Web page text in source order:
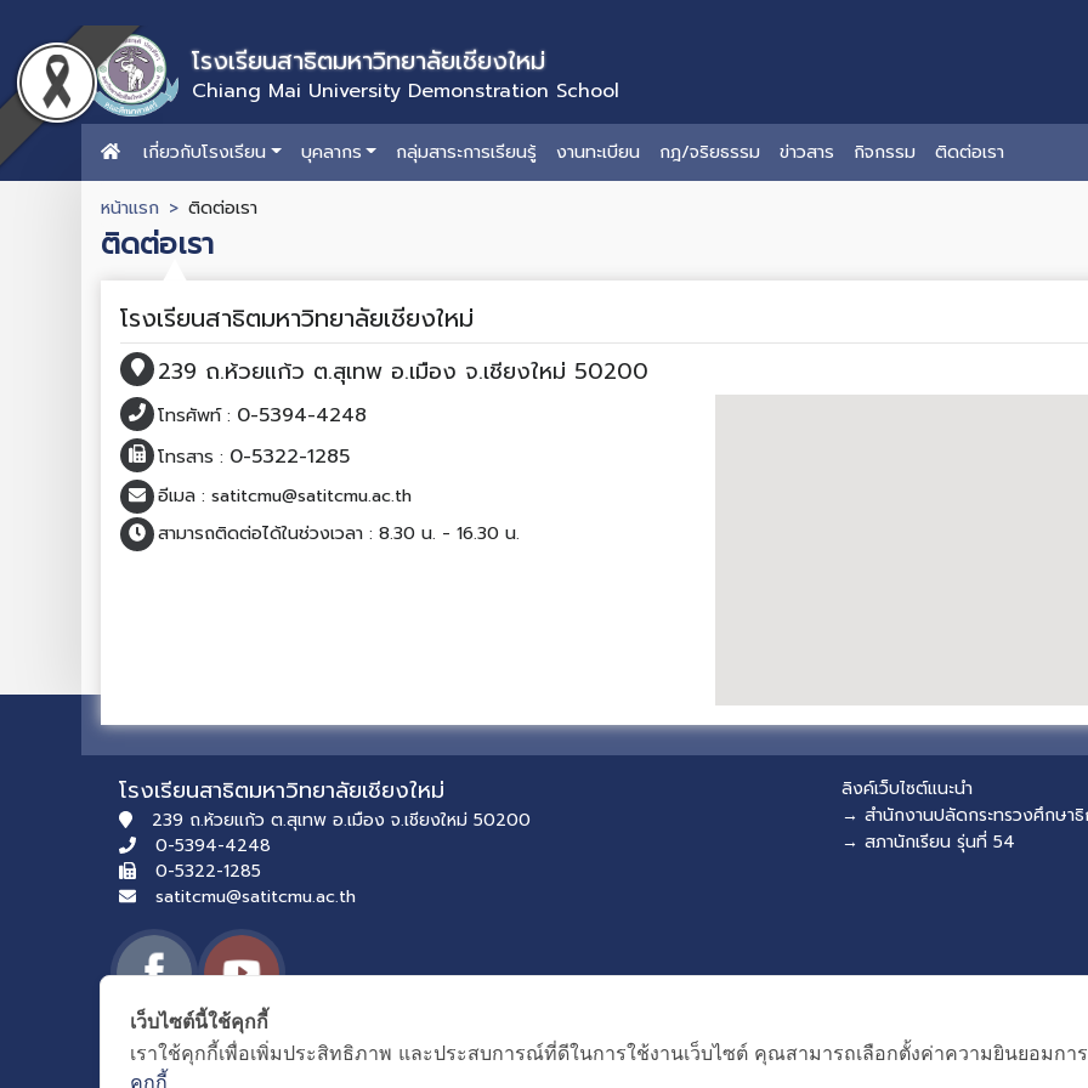
โรงเรียนสาธิตมหาวิทยาลัยเชียงใหม่
Chiang Mai University Demonstration School
เกี่ยวกับโรงเรียน บุคลากร กลุ่มสาระการเรียนรู้ งานทะเบียน กฎ/จริยธรรม ข่าวสาร กิจกรรม ติดต่อเรา
หน้าแรก ติดต่อเรา
ติดต่อเรา
โรงเรียนสาธิตมหาวิทยาลัยเชียงใหม่
239 ถ.ห้วยแก้ว ต.สุเทพ อ.เมือง จ.เชียงใหม่ 50200
โทรศัพท์ : 0-5394-4248
โทรสาร : 0-5322-1285
อีเมล :satitcmu@satitcmu.ac.th
สามารถติดต่อได้ในช่วงเวลา :8.30 น. - 16.30 น.
โรงเรียนสาธิตมหาวิทยาลัยเชียงใหม่
239 ถ.ห้วยแก้ว ต.สุเทพ อ.เมือง จ.เชียงใหม่ 50200
0-5394-4248
0-5322-1285
satitcmu@satitcmu.ac.th
ลิงค์เว็บไซต์แนะนำ
→ สำนักงานปลัดกระทรวงศึกษาธิ
→ สภานักเรียน รุ่นที่ 54
Copyright © 2018 EDU CMU All rights reserved.| ผังเว็บไซต์
เว็บไซต์นี้ใช้คุกกี้
เราใช้คุกกี้เพื่อเพิ่มประสิทธิภาพ และประสบการณ์ที่ดีในการใช้งานเว็บไซต์ คุณสามารถเลือกตั้งค่าความยินยอมก
คุกกี้